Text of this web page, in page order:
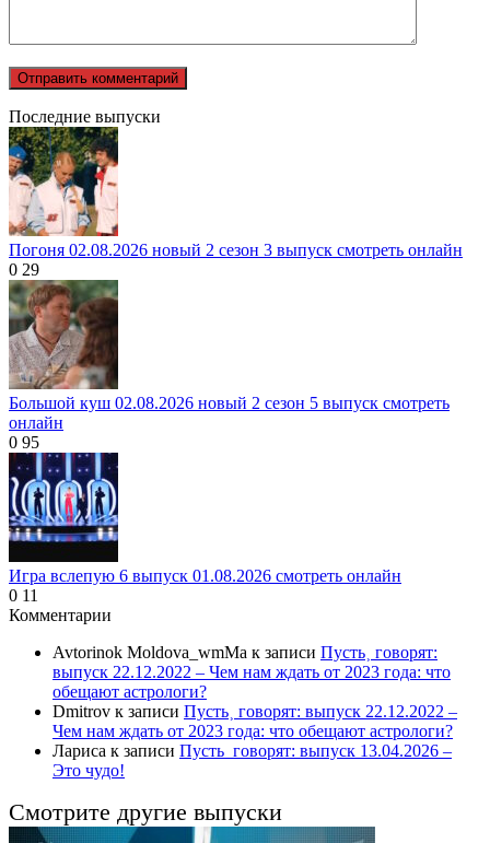
Последние выпуски
Погоня 02.08.2026 новый 2 сезон 3 выпуск смотреть онлайн
0 29
Большой куш 02.08.2026 новый 2 сезон 5 выпуск смотреть
онлайн
0 95
Игра вслепую 6 выпуск 01.08.2026 смотреть онлайн
0 11
Комментарии
Avtorinok Moldova_wmMa к записи Пусть˲ говорят:
выпуск 22.12.2022 – Чем нам ждать от 2023 года: что
обещают астрологи?
Dmitrov к записи Пусть˲ говорят: выпуск 22.12.2022 –
Чем нам ждать от 2023 года: что обещают астрологи?
Лариса к записи Пусть_говорят: выпуск 13.04.2026 –
Это чудо!
Смотрите другие выпуски